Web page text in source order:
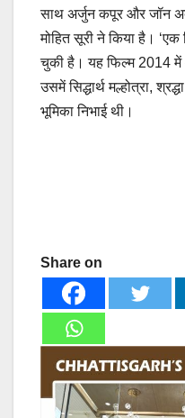
साथ अर्जुन कपूर और जॉन
मोहित सूरी ने किया है। ‘एक
चुकी है। यह फिल्म 2014 में
उसमें सिद्धार्थ मल्होत्रा,
भूमिका निभाई थी।
Share on